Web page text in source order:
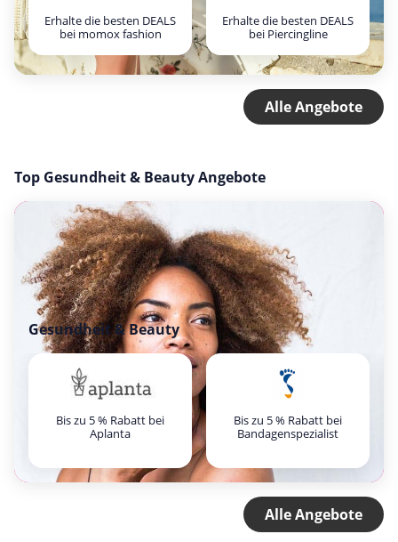
Erhalte die besten DEALS
bei momox fashion
Erhalte die besten DEALS
bei Piercingline
Alle Angebote
Top Gesundheit & Beauty Angebote
Gesundheit & Beauty
Bis zu 5 % Rabatt bei
Aplanta
Bis zu 5 % Rabatt bei
Bandagenspezialist
Alle Angebote